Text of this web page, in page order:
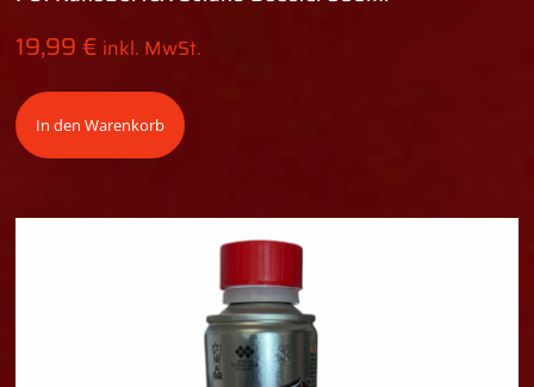
19,99€ inkl. MwSt.
In den Warenkorb